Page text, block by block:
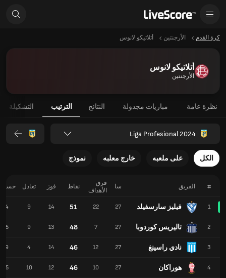
كرة القدم الأرجنتين أتلاتيكو لانوس
أتلاتيكو لانوس
الأرجنتين
نظرة عامة مباريات مجدولة النتائج الترتيب التشكيلة
Liga Profesional 2024
الكل على ملعبه خارج معلبه نموذج
# الفريق
1 فيليز سارسفيلد
2 تاليريس كوردوبا
3 نادي راسينغ
4 هوراكان
سا
فرق
الأهداف
نقاط فوز تعادل
27
22
51
14
9
4
27
7
48
13
9
5
27
12
46
14
4
9
27
10
46
12
10
5